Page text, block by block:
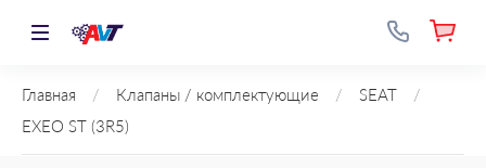
Главная / Клапаны / комплектующие / SEAT
/
EXEO ST (3R5)